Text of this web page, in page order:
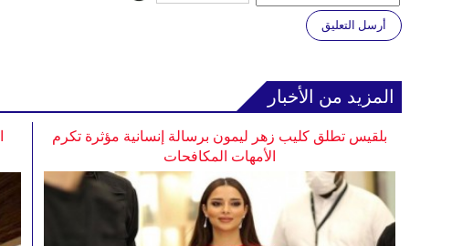
أرسل التعليق
المزيد من الأخبار
بلقيس تطلق كليب زهر ليمون برسالة إنسانية مؤثرة تكرم
الأمهات المكافحات